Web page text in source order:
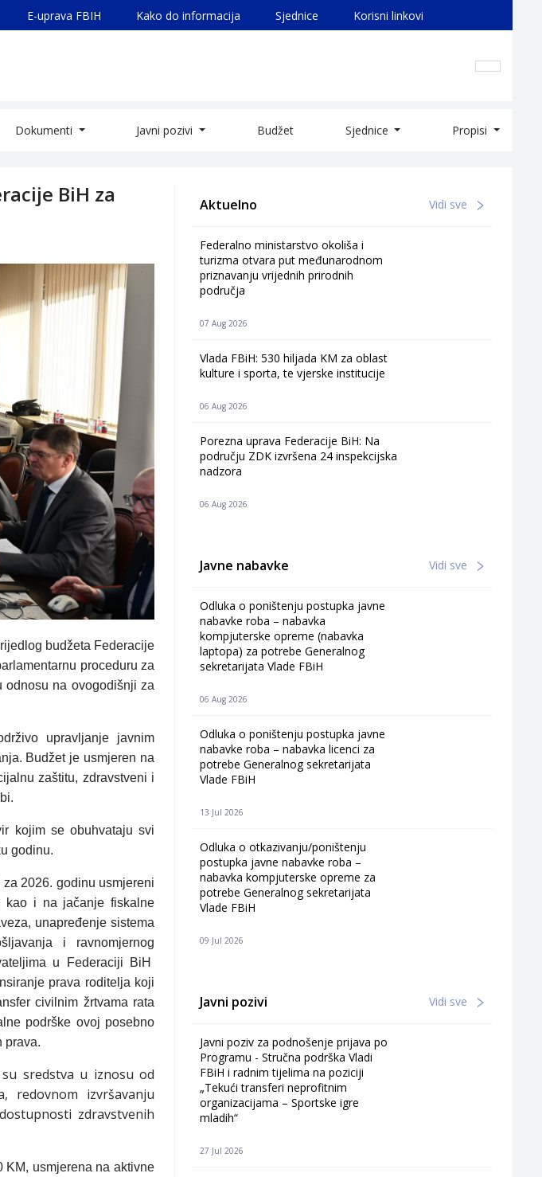
E-uprava FBIH Kako do informacija Sjednice Korisni linkovi
Dokumenti Javni pozivi Budžet Sjednice Propisi
BiH za
budžeta Federacije
proceduru za
odnosu na ovogodišnji za
upravljanje javnim
Budžet je usmjeren na
zaštitu, zdravstveni i
kojim se obuhvataju svi
godinu.
2026. godinu usmjereni
kao i na jačanje fiskalne
unapređenje sistema
i ravnomjernog
u Federaciji BiH
prava roditelja koji
civilnim žrtvama rata
podrške ovoj posebno
prava.
sredstva u iznosu od
redovnom izvršavanju
zdravstvenih
KM, usmjerena na aktivne
Aktuelno Vidi sve
Federalno ministarstvo okoliša i
turizma otvara put međunarodnom
priznavanju vrijednih prirodnih
područja
07 Aug 2026
Vlada FBiH: 530 hiljada KM za oblast
kulture i sporta, te vjerske institucije
06 Aug 2026
Porezna uprava Federacije BiH: Na
području ZDK izvršena 24 inspekcijska
nadzora
06 Aug 2026
Javne nabavke Vidi sve
Odluka o poništenju postupka javne
nabavke roba – nabavka
kompjuterske opreme (nabavka
laptopa) za potrebe Generalnog
sekretarijata Vlade FBiH
06 Aug 2026
Odluka o poništenju postupka javne
nabavke roba – nabavka licenci za
potrebe Generalnog sekretarijata
Vlade FBiH
13 Jul 2026
Odluka o otkazivanju/poništenju
postupka javne nabavke roba –
nabavka kompjuterske opreme za
potrebe Generalnog sekretarijata
Vlade FBiH
09 Jul 2026
Javni pozivi Vidi sve
Javni poziv za podnošenje prijava po
Programu - Stručna podrška Vladi
FBiH i radnim tijelima na poziciji
„Tekući transferi neprofitnim
organizacijama – Sportske igre
mladih“
27 Jul 2026